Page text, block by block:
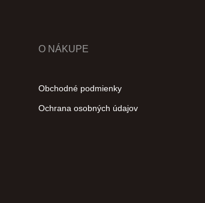
O NÁKUPE
Obchodné podmienky
Ochrana osobných údajov